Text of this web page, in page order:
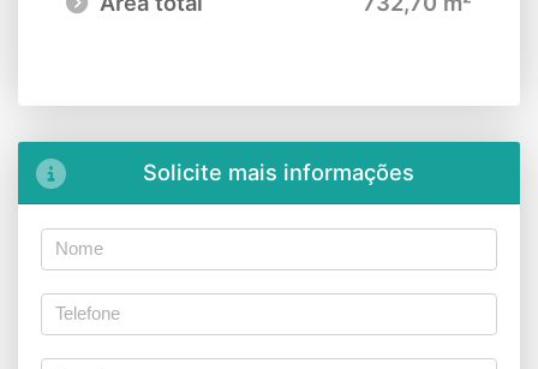
Solicite mais informações